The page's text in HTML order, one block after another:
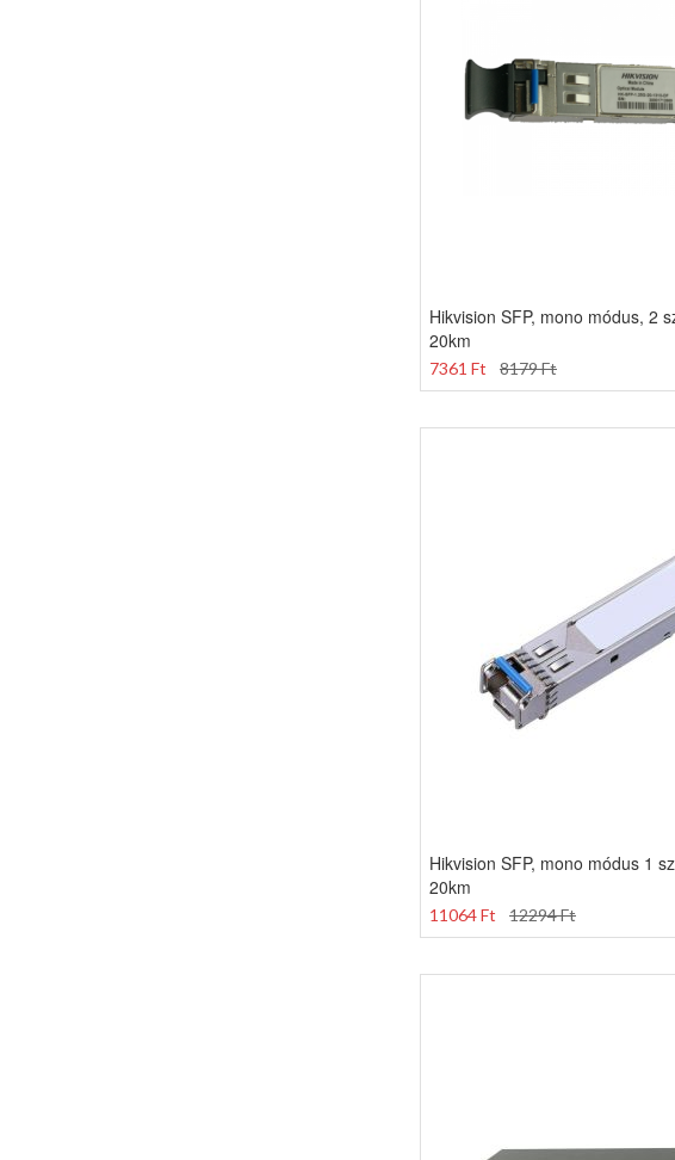
Hikvision SFP, mono módus, 2
20km
7361 Ft 8179 Ft
Hikvision SFP, mono módus 1
20km
11064 Ft 12294 Ft